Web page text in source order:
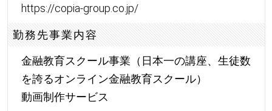
https://copia-group.co.jp/
勤務先事業内容
金融教育スクール事業（日本一の講座、生徒数
を誇るオンライン金融教育スクール）
動画制作サービス